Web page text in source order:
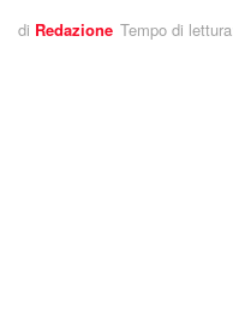
di Redazione Tempo di